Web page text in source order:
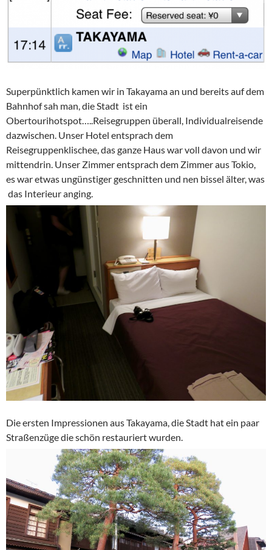
Superpünktlich kamen wir in Takayama an und bereits auf dem
Bahnhof sah man, die Stadt ist ein
Obertourihotspot…..Reisegruppen überall, Individualreisende
dazwischen. Unser Hotel entsprach dem
Reisegruppenklischee, das ganze Haus war voll davon und wir
mittendrin. Unser Zimmer entsprach dem Zimmer aus Tokio,
es war etwas ungünstiger geschnitten und nen bissel älter, was
das Interieur anging.
Die ersten Impressionen aus Takayama, die Stadt hat ein paar
Straßenzüge die schön restauriert wurden.